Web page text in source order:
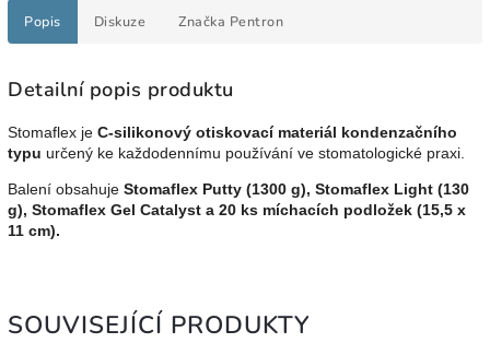
Popis Diskuze Značka Pentron
Detailní popis produktu
Stomaflex je C-silikonový otiskovací materiál kondenzačního
typu určený ke každodennímu používání ve stomatologické praxi.
Balení obsahuje Stomaflex Putty (1300 g), Stomaflex Light (130
g), Stomaflex Gel Catalyst a 20 ks míchacích podložek (15,5 x
11 cm).
SOUVISEJÍCÍ PRODUKTY